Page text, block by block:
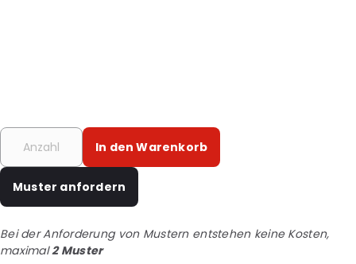
In den Warenkorb
Muster anfordern
Bei der Anforderung von Mustern entstehen keine Kosten,
maximal2 Muster